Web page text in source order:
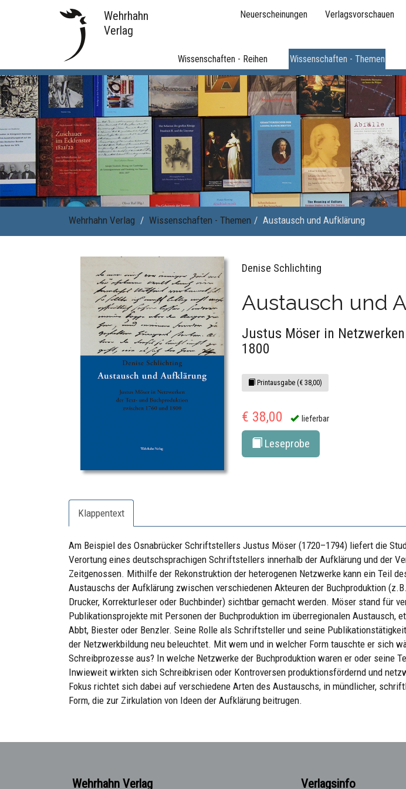
Wehrhahn
Verlag
Neuerscheinungen Verlagsvorschauen
Wissenschaften - Reihen Wissenschaften - Themen
Wehrhahn Verlag Wissenschaften - Themen Austausch und Aufklärung
Denise Schlichting
Austausch und
Justus Möser in
1800
Printausgabe (€ 38,00)
€ 38,00 lieferbar
Leseprobe
Klappentext
Am Beispiel des Osnabrücker Schriftstellers Justus Möser (1720–1794) liefert die
Verortung eines deutschsprachigen Schriftstellers innerhalb der Aufklärung und der
Zeitgenossen. Mithilfe der Rekonstruktion der heterogenen Netzwerke kann ein Teil
Austauschs der Aufklärung zwischen verschiedenen Akteuren der Buchproduktion
Drucker, Korrekturleser oder Buchbinder) sichtbar gemacht werden. Möser stand für
Publikationsprojekte mit Personen der Buchproduktion im überregionalen Austausch,
Abbt, Biester oder Benzler. Seine Rolle als Schriftsteller und seine
der Netzwerkbildung neu beleuchtet. Mit wem und in welcher Form tauschte er sich
Schreibprozesse aus? In welche Netzwerke der Buchproduktion waren er oder seine
Inwieweit wirkten sich Schreibkrisen oder Kontroversen produktionsfördernd und
Fokus richtet sich dabei auf verschiedene Arten des Austauschs, in mündlicher,
Form, die zur Zirkulation von Ideen der Aufklärung beitrugen.
Wehrhahn Verlag Verlagsinfo